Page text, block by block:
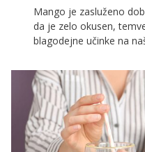
Mango je zasluženo
da je zelo okusen,
blagodejne učinke na